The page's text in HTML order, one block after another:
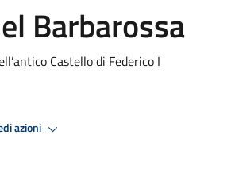
Barbarossa
Castello di Federico I
azioni